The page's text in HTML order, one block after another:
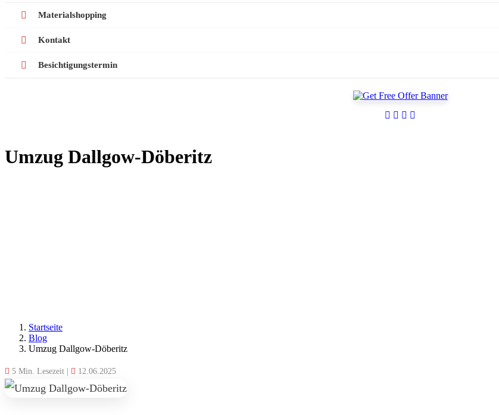
Materialshopping
Kontakt
Besichtigungstermin
Umzug Dallgow‑Döberitz
Startseite
Blog
Umzug Dallgow‑Döberitz
5 Min. Lesezeit | 12.06.2025